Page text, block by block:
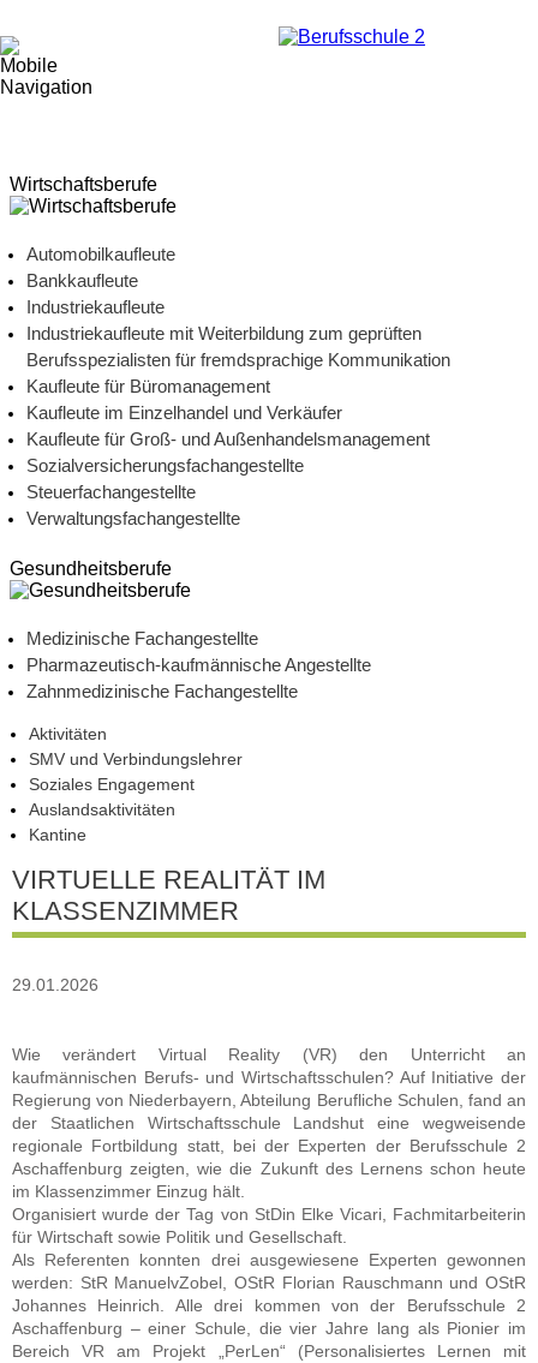
Wirtschaftsberufe
Automobilkaufleute
Bankkaufleute
Industriekaufleute
Industriekaufleute mit Weiterbildung zum geprüften
Berufsspezialisten für fremdsprachige Kommunikation
Kaufleute für Büromanagement
Kaufleute im Einzelhandel und Verkäufer
Kaufleute für Groß- und Außenhandelsmanagement
Sozialversicherungsfachangestellte
Steuerfachangestellte
Verwaltungsfachangestellte
Gesundheitsberufe
Medizinische Fachangestellte
Pharmazeutisch-kaufmännische Angestellte
Zahnmedizinische Fachangestellte
Aktivitäten
SMV und Verbindungslehrer
Soziales Engagement
Auslandsaktivitäten
Kantine
VIRTUELLE REALITÄT IM
KLASSENZIMMER
29.01.2026
Wie verändert Virtual Reality (VR) den Unterricht an
kaufmännischen Berufs- und Wirtschaftsschulen? Auf Initiative der
Regierung von Niederbayern, Abteilung Berufliche Schulen, fand an
der Staatlichen Wirtschaftsschule Landshut eine wegweisende
regionale Fortbildung statt, bei der Experten der Berufsschule 2
Aschaffenburg zeigten, wie die Zukunft des Lernens schon heute
im Klassenzimmer Einzug hält.
Organisiert wurde der Tag von StDin Elke Vicari, Fachmitarbeiterin
für Wirtschaft sowie Politik und Gesellschaft.
Als Referenten konnten drei ausgewiesene Experten gewonnen
werden: StR ManuelvZobel, OStR Florian Rauschmann und OStR
Johannes Heinrich. Alle drei kommen von der Berufsschule 2
Aschaffenburg – einer Schule, die vier Jahre lang als Pionier im
Bereich VR am Projekt „PerLen“ (Personalisiertes Lernen mit